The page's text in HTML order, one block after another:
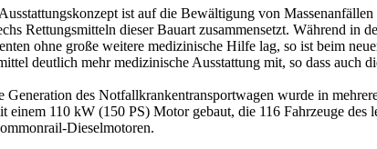
ist auf die Bewältigung von
Rettungsmitteln dieser Bauart zusammensetzt. Während
ohne große weitere medizinische Hilfe lag, so ist beim
deutlich mehr medizinische Ausstattung mit, so dass auch
Generation des Notfallkrankentransportwagen wurde in
einem 110 kW (150 PS) Motor gebaut, die 116 Fahrzeuge
Dieselmotoren.